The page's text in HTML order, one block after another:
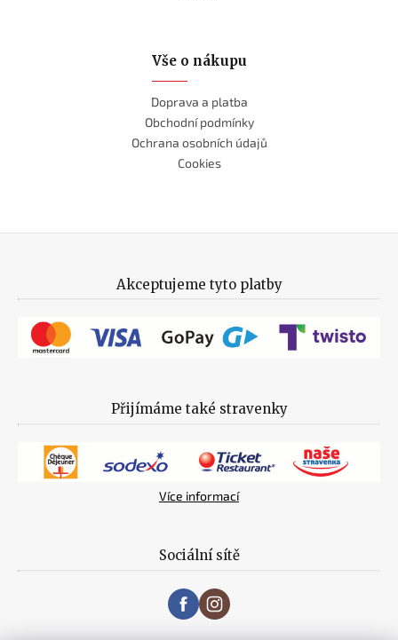
Vše o nákupu
Doprava a platba
Obchodní podmínky
Ochrana osobních údajů
Cookies
Akceptujeme tyto platby
Přijímáme také stravenky
Více informací
Sociální sítě